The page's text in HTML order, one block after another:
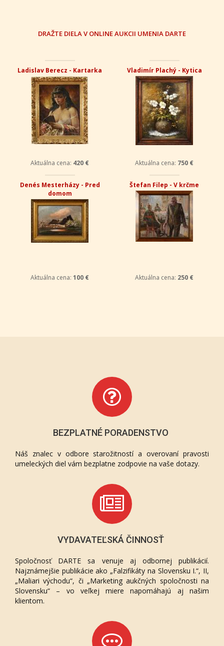
DRAŽTE DIELA V ONLINE AUKCII UMENIA DARTE
Ľudmila Hynková - Interiér z
katedrály
Aktuálna cena: 280 €
Ľudmila Hynková - Vysoké
Tatry
Aktuálna cena: 350 €
Štefan Prukner - Putovanie
Aktuálna cena:1 400 €
Vladimír Plachý - Slnečnice
Aktuálna cena: 750 €
BEZPLATNÉ PORADENSTVO
Náš znalec v odbore starožitností a overovaní pravosti
umeleckých diel vám bezplatne zodpovie na vaše dotazy.
VYDAVATEĽSKÁ ČINNOSŤ
Spoločnosť DARTE sa venuje aj odbornej publikácií.
Najznámejšie publikácie ako „Falzifikáty na Slovensku I.“, II,
„Maliari východu“, či „Marketing aukčných spoločnosti na
Slovensku“ – vo veľkej miere napomáhajú aj našim
klientom.